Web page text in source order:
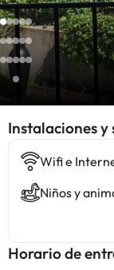
Instalaciones y
Wifi e
Niños y
Horario de